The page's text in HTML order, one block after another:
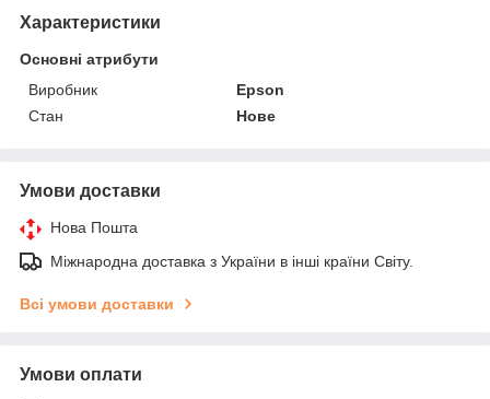
Характеристики
Основні атрибути
Виробник
Epson
Стан
Нове
Умови доставки
Нова Пошта
Міжнародна доставка з України в інші країни Світу.
Всі умови доставки
Умови оплати